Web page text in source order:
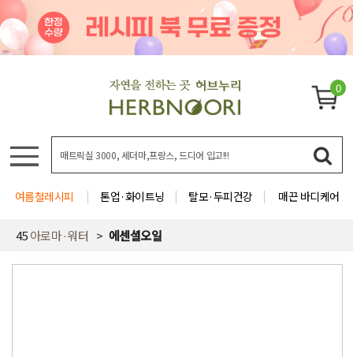
0
여름철레시피 톤업·화이트닝 탈모·두피건강 매끈 바디케어
45아로마·워터 에센셜오일